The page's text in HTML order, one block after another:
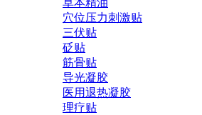
穴位压力刺激贴
三伏贴
砭贴
筋骨贴
导光凝胶
医用退热凝胶
理疗贴